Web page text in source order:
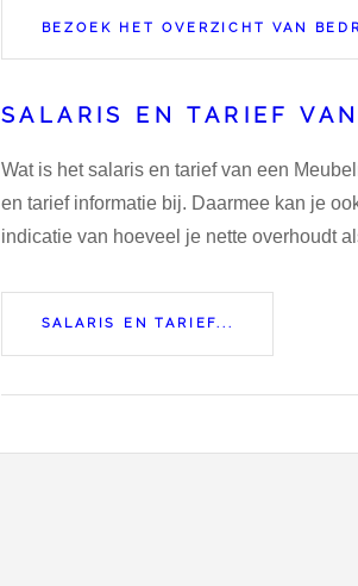
BEZOEK HET OVERZICHT VAN
SALARIS EN TARIEF
Wat is het salaris en tarief van een
en tarief informatie bij. Daarmee kan je
indicatie van hoeveel je nette overhoudt
SALARIS EN TARIEF...